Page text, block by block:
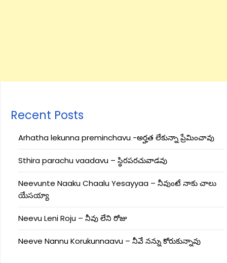
Recent Posts
Arhatha lekunna preminchavu -అర్హత లేకున్నా ప్రేమించావు
Sthira parachu vaadavu – స్థిరపరచువాడవు
Neevunte Naaku Chaalu Yesayyaa – నీవుంటే నాకు చాలు
యేసయ్యా
Neevu Leni Roju – నీవు లేని రోజు
Neeve Nannu Korukunnaavu – నీవే నన్ను కోరుకున్నావు